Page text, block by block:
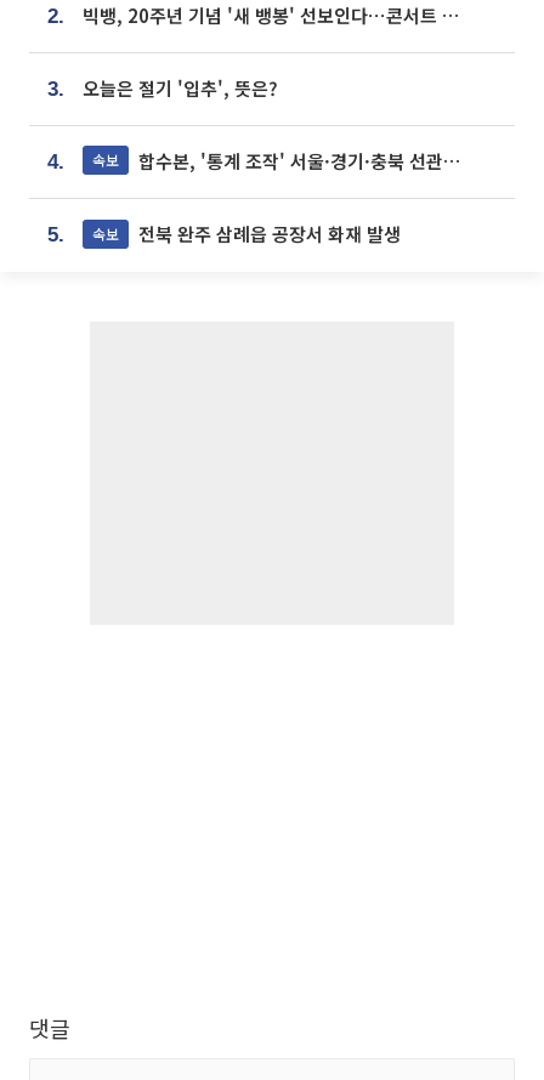
2. 빅뱅, 20주년 기념 '새 뱅봉' 선보인다⋯콘서트 앞두고 팝업 개최
3. 오늘은 절기 '입추', 뜻은?
4. 속보 합수본, '통계 조작' 서울·경기·충북 선관위 등 추가 압수수색
5. 속보 전북 완주 삼례읍 공장서 화재 발생
댓글